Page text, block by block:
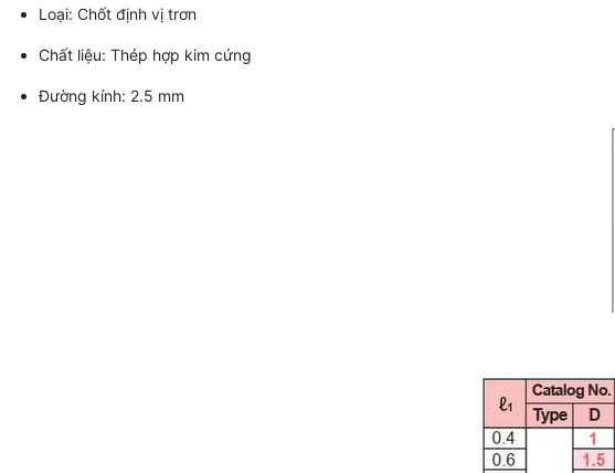
Loại: Chốt định vị trơn
Chất liệu: Thép hợp kim cứng
Đường kính: 2.5 mm